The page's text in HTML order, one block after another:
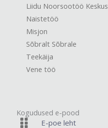
Liidu Noorsootöö Keskus
Naistetöö
Misjon
Sõbralt Sõbrale
Teekäija
Vene töö
Kogudused e-pood
E-poe leht